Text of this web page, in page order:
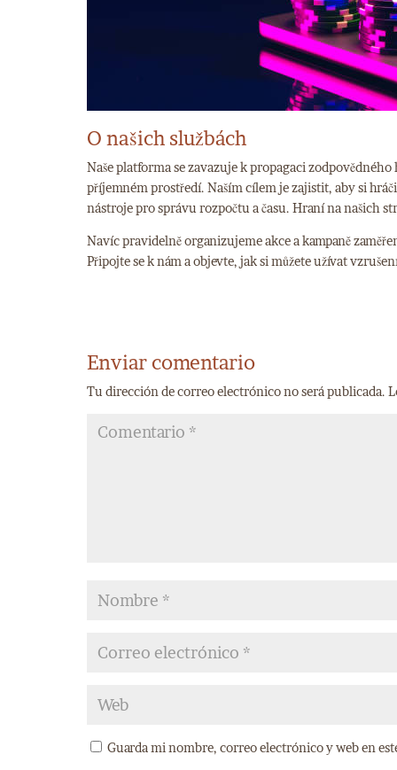
O našich službách
Naše platforma se zavazuje k propagaci
příjemném prostředí. Naším cílem je zajistit, aby si
nástroje pro správu rozpočtu a času. Hraní na našich
Navíc pravidelně organizujeme akce a kampaně
Připojte se k nám a objevte, jak si můžete užívat
Enviar comentario
Tu dirección de correo electrónico no será publicada.
Guarda mi nombre, correo electrónico y web en